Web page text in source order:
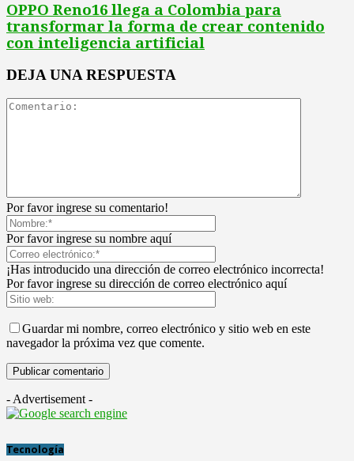
OPPO Reno16 llega a Colombia para
transformar la forma de crear contenido
con inteligencia artificial
DEJA UNA RESPUESTA
Por favor ingrese su comentario!
Por favor ingrese su nombre aquí
¡Has introducido una dirección de correo electrónico incorrecta!
Por favor ingrese su dirección de correo electrónico aquí
Guardar mi nombre, correo electrónico y sitio web en este
navegador la próxima vez que comente.
- Advertisement -
Tecnología